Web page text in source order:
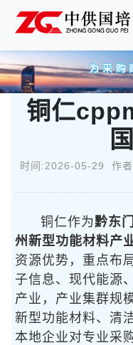
铜仁
时间:2026-05-29 作
铜仁作为黔东
州新型功能材料产
资源优势，重点布
子信息、现代能源
产业，产业集群规
新型功能材料、清
本地企业对专业采